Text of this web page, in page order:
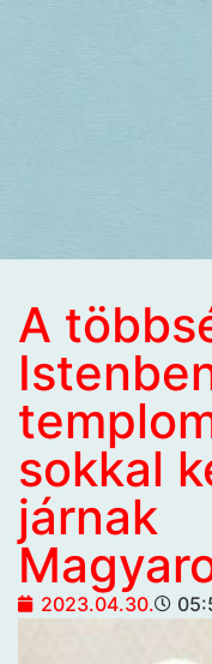
A
sokkal
járnak
2023.04.30.